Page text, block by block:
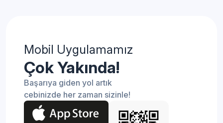
Mobil Uygulamamız
Çok Yakında!
Başarıya giden yol artık
cebinizde her zaman sizinle!